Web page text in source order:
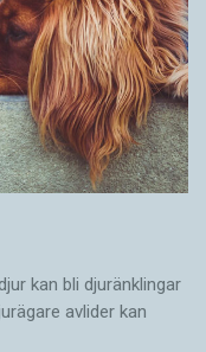
kan bli djuränklingar
avlider kan